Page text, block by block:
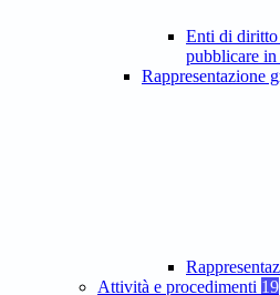
Enti di
pubblicare in
Rappresentazione
Attività e procedimenti 19